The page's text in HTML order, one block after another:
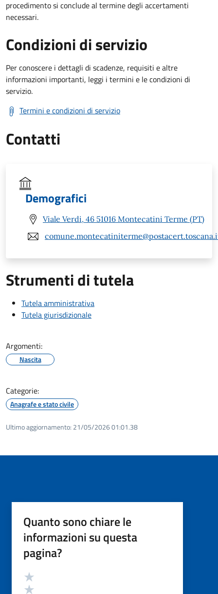
procedimento si conclude al termine degli accertamenti
necessari.
Condizioni di servizio
Per conoscere i dettagli di scadenze, requisiti e altre
informazioni importanti, leggi i termini e le condizioni di
servizio.
Termini e condizioni di servizio
Contatti
Demografici
Viale Verdi, 46 51016 Montecatini Terme (PT)
Strumenti di tutela
Tutela amministrativa
Tutela giurisdizionale
Argomenti:
Nascita
Categorie:
Anagrafe e stato civile
Ultimo aggiornamento: 21/05/2026 01:01.38
Quanto sono chiare le
informazioni su questa
pagina?
Valutazione